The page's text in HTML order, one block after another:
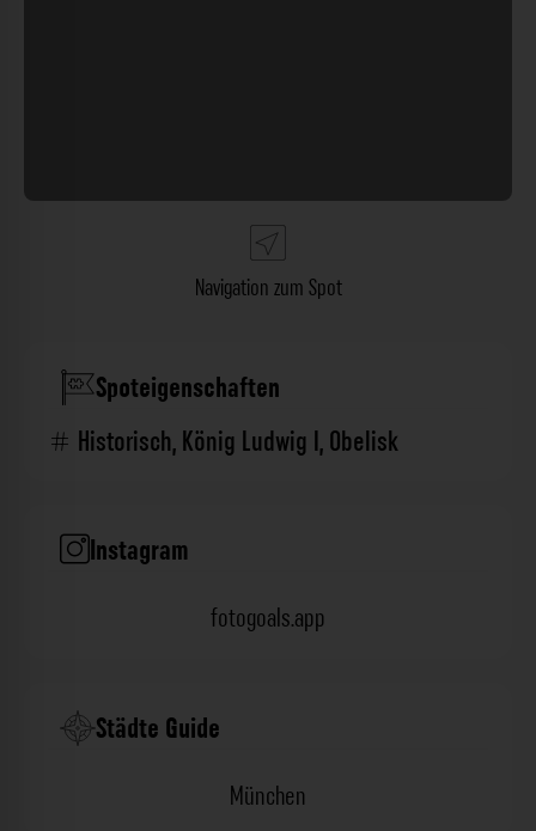
Navigation zum Spot
Spoteigenschaften
Historisch,König Ludwig I,Obelisk
Instagram
fotogoals.app
Städte Guide
München